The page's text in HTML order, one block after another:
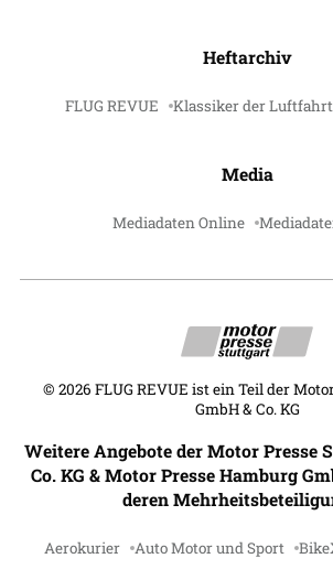
Heftarchiv
FLUG REVUE Klassiker der Luftfahrt
Media
Mediadaten Online
© 2026 FLUG REVUE ist ein Teil der
GmbH & Co. KG
Weitere Angebote der Motor Presse
Co. KG & Motor Presse Hamburg
deren
Aerokurier Auto Motor und Sport